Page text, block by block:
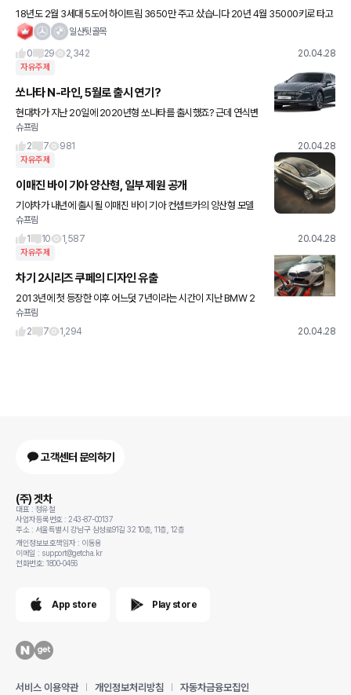
18년도 2월 3세대 5도어 하이트림 3650만 주고 샀습니다 20년 4월 35000키로 타고
중고판매 알아보니까 1750만원이 최고가 네요 그냥 타던차 더 타야겠다는 생각이.. 외제
일산뒷골목
0
29 2,342 20.04.28
자유주제
쏘나타 N-라인, 5월로 출시 연기?
현대차가 지난 20일에 2020년형 쏘나타를 출시했죠? 근데 연식변
경 모델이 출시됐는데, 같이 나올 것으로 보였던 N-라인 모델은 출시
슈프림
2
7 981 20.04.28
자유주제
이매진 바이 기아 양산형, 일부 제원 공개
기아차가 내년에 출시될 이매진 바이 기아 컨셉트카의 앙산형 모델
제원을 일부 공개했습니다. 기아차 미국 법인 관계자의 말에 따르면
이매진 바이 기아 컨셉트 양산형은 E-GMP(전기차 플랫폼)를 기반
슈프림
1
10 1,587 20.04.28
자유주제
차기 2시리즈 쿠페의 디자인 유출
2013년에 첫 등장한 이후 어느덧 7년이라는 시간이 지난 BMW 2
시리즈 쿠페, 그러다보니 풀체인지 소식이 궁금하기도 한데. 차기 2
슈프림
2
7 1,294 20.04.28
고객센터 문의하기
(주) 겟차
대표 : 정유철
사업자등록번호 : 243-87-00137
주소 : 서울특별시 강남구 삼성로91길 32 10층, 11층, 12층
개인정보보호책임자 : 이동용
이메일 : support@getcha.kr
전화번호: 1800-0456
App store Play store
서비스 이용약관 개인정보처리방침 자동차금융모집인